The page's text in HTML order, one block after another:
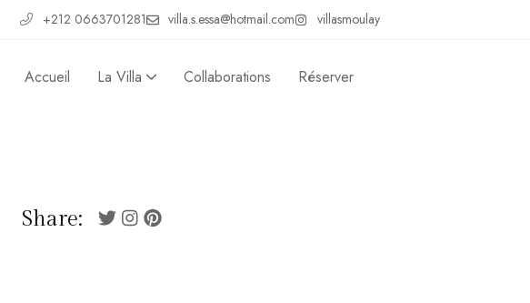
+212 0663701281 villa.s.essa@hotmail.com villasmoulay
Accueil La Villa Collaborations Réserver
Share: